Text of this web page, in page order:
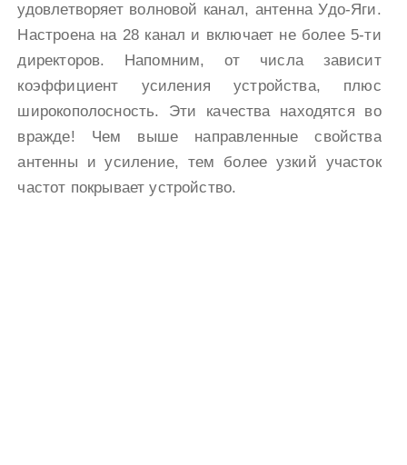
удовлетворяет волновой канал, антенна Удо-Яги.
Настроена на 28 канал и включает не более 5-ти
директоров. Напомним, от числа зависит
коэффициент усиления устройства, плюс
широкополосность. Эти качества находятся во
вражде! Чем выше направленные свойства
антенны и усиление, тем более узкий участок
частот покрывает устройство.